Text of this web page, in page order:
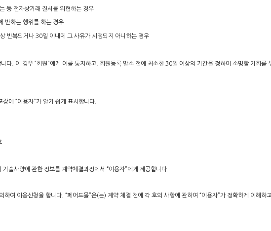
등 전자상거래 질서를 위협하는 경우
반하는 행위를 하는 경우
반복되거나 30일 이내에 그 사유가 시정되지 아니하는 경우
. 이 경우 “회원”에게 이를 통지하고, 회원등록 말소 전에 최소한 30일 이상의 기간을 정하여 소명할 기회를
에 “이용자”가 알기 쉽게 표시합니다.
술사양에 관한 정보를 계약체결과정에서 “이용자”에게 제공합니다.
여 이용신청을 합니다. “페어드몰”은(는) 계약 체결 전에 각 호의 사항에 관하여 “이용자”가 정확하게 이해하